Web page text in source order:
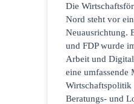
Die
Nord steht vor
Neuausrichtung.
und FDP wurde
Arbeit und
eine umfassende
Wirtschaftspolitik
Beratungs- und